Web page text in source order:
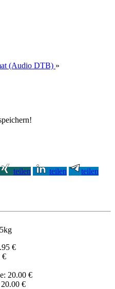
(Audio DTB) »
teilen teilen
teilen
€
€
20.00 €
€